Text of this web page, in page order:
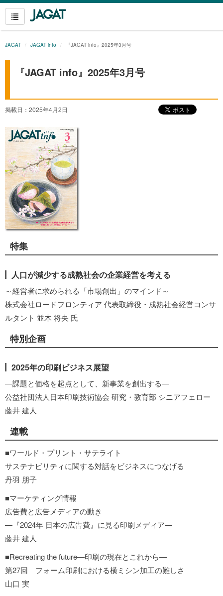
JAGAT JAGAT info 『JAGAT info』2025年3月号
『JAGAT info』2025年3月号
掲載日：2025年4月2日
特集
人口が減少する成熟社会の企業経営を考える
～経営者に求められる「市場創出」のマインド～
株式会社ロードフロンティア 代表取締役・成熟社会経営コンサ
ルタント 並木 将央 氏
特別企画
2025年の印刷ビジネス展望
―課題と価格を起点として、新事業を創出する―
公益社団法人日本印刷技術協会 研究・教育部 シニアフェロー
藤井 建人
連載
■ワールド・プリント・サテライト
サステナビリティに関する対話をビジネスにつなげる
丹羽 朋子
■マーケティング情報
広告費と広告メディアの動き
―『2024年 日本の広告費』に見る印刷メディア―
藤井 建人
■Recreating the future―印刷の現在とこれから―
第27回 フォーム印刷における横ミシン加工の難しさ
山口 実